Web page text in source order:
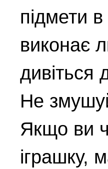
підмети
виконає
дивіться
Не
Якщо ви
іграшку,